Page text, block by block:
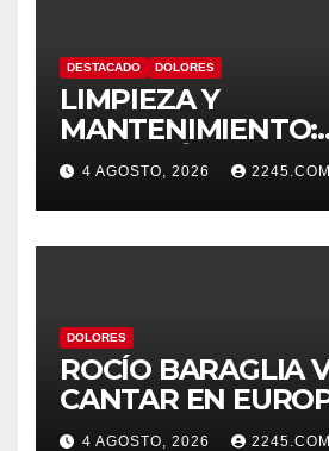
DESTACADO DOLORES
LIMPIEZA Y
MANTENIMIENTO:
CONTINÚAN LOS
DE ZANJEO EN
SECTORES DE LA
4 AGOSTO, 2026
DOLORES
ROCÍO BARAGLIA
CANTAR EN
4 AGOSTO, 2026